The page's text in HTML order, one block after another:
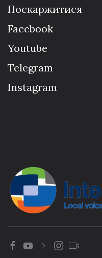
Поскаржитися
Facebook
Youtube
Telegram
Instagram